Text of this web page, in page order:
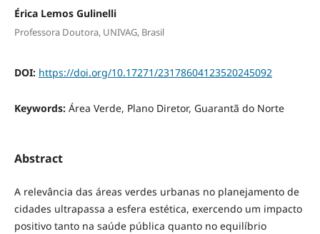
Érica Lemos Gulinelli
Professora Doutora, UNIVAG, Brasil
DOI: https://doi.org/10.17271/23178604123520245092
Keywords: Área Verde, Plano Diretor, Guarantã do Norte
Abstract
A relevância das áreas verdes urbanas no planejamento de
cidades ultrapassa a esfera estética, exercendo um impacto
positivo tanto na saúde pública quanto no equilíbrio